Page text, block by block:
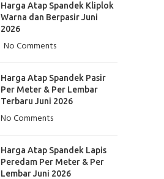
Harga Atap Spandek Kliplok
Warna dan Berpasir Juni
2026
No Comments
Harga Atap Spandek Pasir
Per Meter & Per Lembar
Terbaru Juni 2026
No Comments
Harga Atap Spandek Lapis
Peredam Per Meter & Per
Lembar Juni 2026